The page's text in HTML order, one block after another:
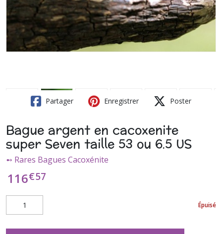
Partager Enregistrer Poster
Bague argent en cacoxenite
super Seven taille 53 ou 6.5 US
➻ Rares Bagues Cacoxénite
116€57
Épuisé